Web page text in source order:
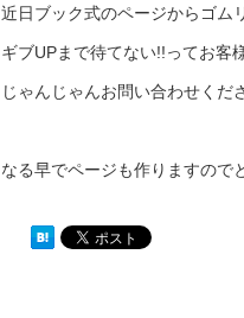
近日ブック式のページからゴム
ギブUPまで待てない!!ってお客
じゃんじゃんお問い合わせくだ
なる早でページも作りますので